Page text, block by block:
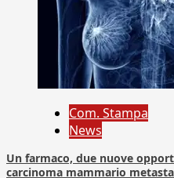
Com. Stampa
News
Un farmaco, due nuove
carcinoma mammario